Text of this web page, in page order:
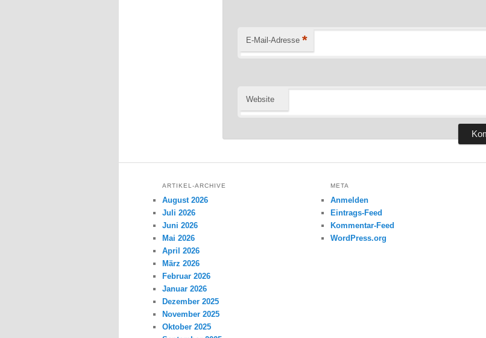
E-Mail-Adresse *
Website
ARTIKEL-ARCHIVE
August 2026
Juli 2026
Juni 2026
Mai 2026
April 2026
März 2026
Februar 2026
Januar 2026
Dezember 2025
November 2025
Oktober 2025
META
Anmelden
Eintrags-Feed
Kommentar-Feed
WordPress.org